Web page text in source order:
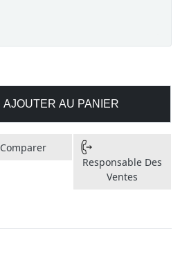
AJOUTER AU PANIER
Comparer
Responsable Des
Ventes